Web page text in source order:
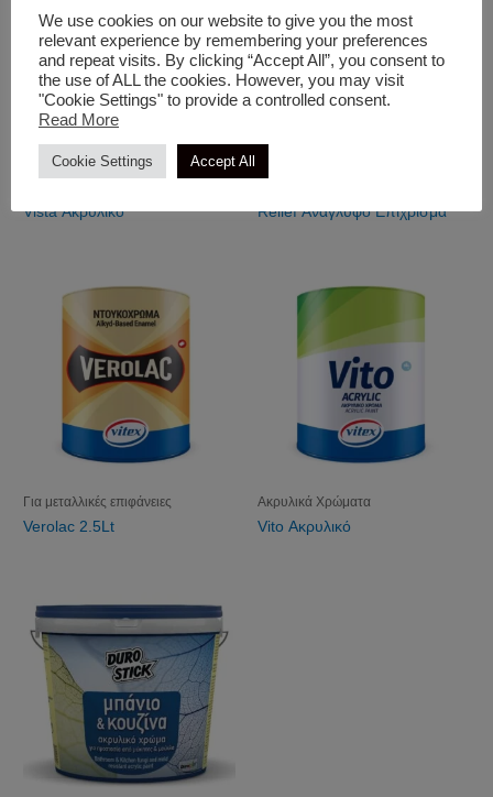
Vista Ακρυλικό Relief Ανάγλυφο Επίχρισμα
Για μεταλλικές επιφάνειες
Verolac 2.5Lt
Ακρυλικά Χρώματα
Vito Ακρυλικό
We use cookies on our website to give you the most
relevant experience by remembering your preferences
and repeat visits. By clicking “Accept All”, you consent to
the use of ALL the cookies. However, you may visit
"Cookie Settings" to provide a controlled consent.
Read More
Cookie Settings Accept All